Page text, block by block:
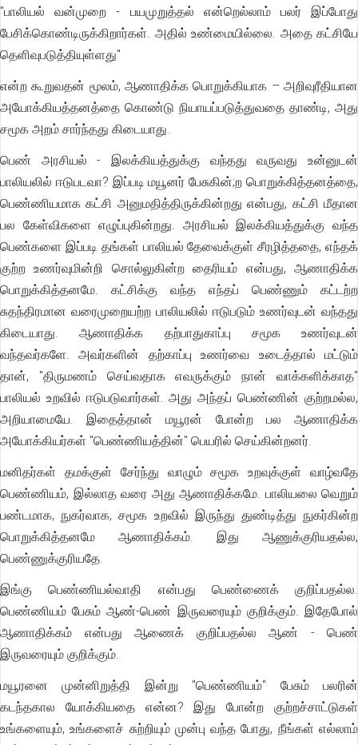
"பாலியல் வன்முறை - பயமுறுத்தல் என்றெல்லாம் பலர் இப்போது
பேசிக்கொண்டிருக்கிறார்கள். அதில் உண்மையில்லை. அதை கட்சியே
தெளிவுபடுத்தியுள்ளது"
என்ற கூறுவதன் மூலம், ஆணாதிக்க பொறுக்கியாக – அறிவுரீதியான
அயோக்கியத்தனத்தை கொண்டு நியாயப்படுத்துவதை தாண்டி, அது
சமூக அறம் சார்ந்தது கிடையாது.
பெண் அரசியல் - இலக்கியத்துக்கு வந்தது வருவது உன்னுடன்
பாலியலில் ஈடுபடவா? இப்படி மயூனர் பேசுகின்;ற பொறுக்கித்தனத்தை,
பெண்ணியமாக கட்சி அனுமதித்திருக்கின்றது என்பது, கட்சி மீதான
பல கேள்விகளை எழுப்புகின்றது. அரசியல் இலக்கியத்துக்கு வந்த
பெண்களை இப்படி தங்கள் பாலியல் தேவைக்குள் சீரழித்ததை, எந்தக்
குற்ற உணர்வுமின்றி சொல்லுகின்ற தைரியம் என்பது, ஆணாதிக்க
பொறுக்கித்தனமே. கட்சிக்கு வந்த எந்தப் பெண்ணும் கட்டற்ற
சுதந்திரமான வரைமுறையற்ற பாலியலில் ஈடுபடும் உணர்வுடன் வந்தது
கிடையாது. ஆணாதிக்க தற்பாதுகாப்பு சமூக உணர்வுடன்
வந்தவர்களே. அவர்களின் தற்காப்பு உணர்வை உடைத்தால் மட்டும்
தான், "திருமணம் செய்வதாக எவருக்கும் நான் வாக்களிக்காத"
பாலியல் உறவில் ஈடுபடுவார்கள். அது அந்தப் பெண்ணின் குற்றமல்ல,
அறியாமையே. இதைத்தான் மயூரன் போன்ற பல ஆணாதிக்க
அயோக்கியர்கள் "பெண்ணியத்தின்" பெயரில் செய்கின்றனர்.
மனிதர்கள் தமக்குள் சேர்ந்து வாழும் சமூக உறவுக்குள் வாழ்வதே
பெண்ணியம், இல்லாத வரை அது ஆணாதிக்கமே. பாலியலை வெறும்
பண்டமாக, நுகர்வாக, சமூக உறவில் இருந்து துண்டித்து நுகர்கின்ற
பொறுக்கித்தனமே ஆணாதிக்கம். இது ஆணுக்குரியதல்ல,
பெண்ணுக்குரியதே.
இங்கு பெண்ணியல்வாதி என்பது பெண்ணைக் குறிப்பதல்ல.
பெண்ணியம் பேசும் ஆண்-பெண் இருவரையும் குறிக்கும். இதேபோல்
ஆணாதிக்கம் என்பது ஆணைக் குறிப்பதல்ல ஆண் - பெண்
இருவரையும் குறிக்கும்.
மயூரனை முன்னிறுத்தி இன்று "பெண்ணியம்" பேசும் பலரின்
கடந்தகால யோக்கியதை என்ன? இது போன்ற குற்றச்சாட்டுகள்
உங்களையும், உங்களைச் சுற்றியும் முன்பு வந்த போது, நீங்கள் எல்லாம்